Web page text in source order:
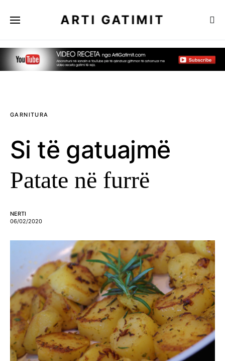
ARTI GATIMIT
GARNITURA
Si të gatuajmë
Patate në furrë
NERTI
06/02/2020